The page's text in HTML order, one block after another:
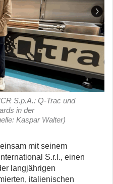
S.p.A.: Q-Trac und
in der
Kaspar Walter)
mit seinem
S.r.l., einen
langjährigen
italienischen